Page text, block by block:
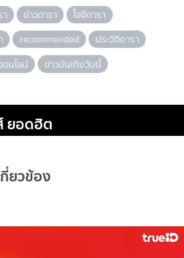
ข่าวดารา
ไอจีดารา
recommended
ประวัติดารา
นไลน์ ข่าวบันเทิงวันนี้
ยอดฮิต
ยวข้อง